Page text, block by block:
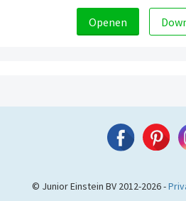
Openen
© Junior Einstein BV 2012-2026 -